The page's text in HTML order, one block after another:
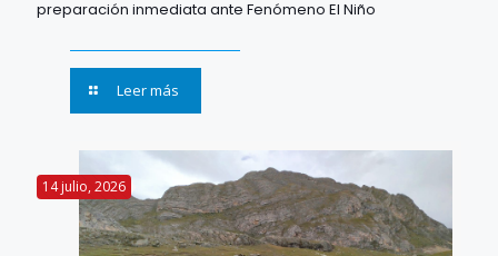
preparación inmediata ante Fenómeno El Niño
Leer más
14 julio, 2026